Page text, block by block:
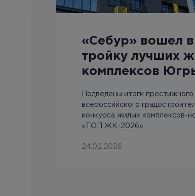
«Себур» вошел в
тройку лучших
комплексов
Подведены итоги престижного
всероссийского
конкурса жилых комплексов-
«ТОП ЖК-2026»
24.02.2026